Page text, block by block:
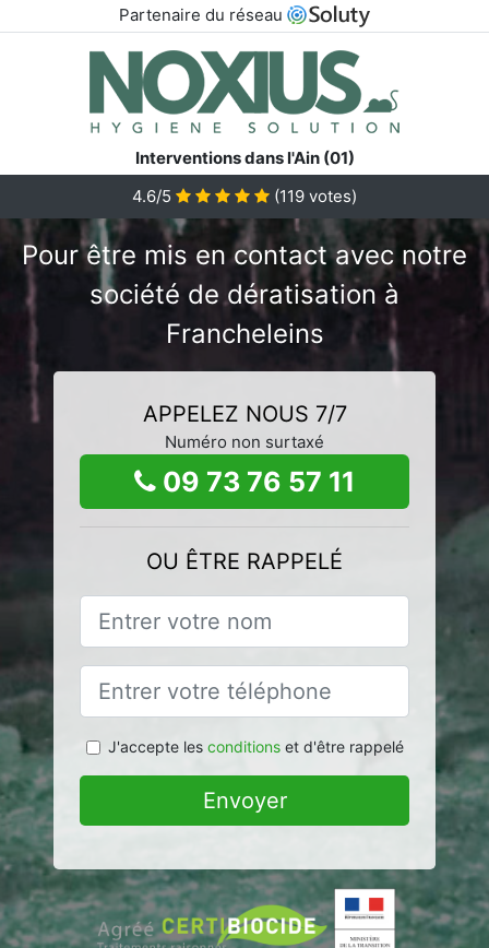
Partenaire du réseau
Interventions dans l'Ain (01)
4.6/5
(119 votes)
Pour être mis en contact avec notre
société de dératisation à
Francheleins
APPELEZ NOUS 7/7
Numéro non surtaxé
09 73 76 57 11
OU ÊTRE RAPPELÉ
J'accepte les conditionset d'être rappelé
Envoyer